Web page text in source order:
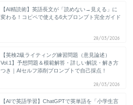
【AI精読術】英語長文が「読めない→見える」に
変わる！コピペで使える6大プロンプト完全ガイド
28/03/2026
【英検2級ライティング練習問題（意見論述）
Vol.1】予想問題＆模範解答・詳しい解説・解き方
つき｜AIセルフ添削プロンプトで自己採点！
28/03/2026
【AIで英語学習】ChatGPTで英単語を「小学生言